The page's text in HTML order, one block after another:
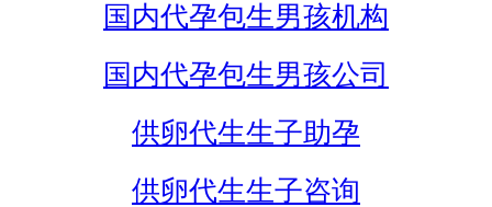
国内代孕包生男孩机构
国内代孕包生男孩公司
供卵代生生子助孕
供卵代生生子咨询